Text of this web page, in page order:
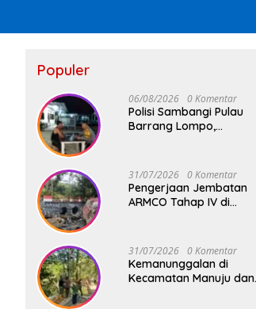
Populer
06/08/2026 0 Komentar
Polisi Sambangi Pulau
Barrang Lompo,
Warga dan Jaga
Kamtibmas
31/07/2026 0 Komentar
Pengerjaan Jembatan
ARMCO Tahap IV di
Desa Mamampang Kini
Punya Akses Baru
31/07/2026 0 Komentar
Kemanunggalan di
Kecamatan Manuju dan